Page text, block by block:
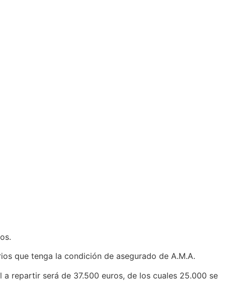
que tenga la condición de asegurado de A.M.A.
repartir será de 37.500 euros, de los cuales 25.000 se